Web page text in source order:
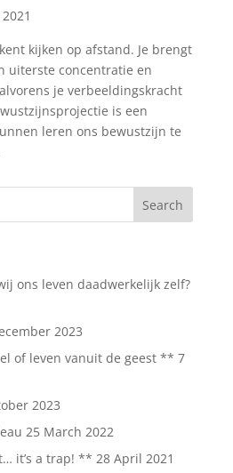
kijken op afstand. Je brengt
uiterste concentratie en
je verbeeldingskracht
is een
leren ons bewustzijn te
ons leven daadwerkelijk zelf?
2023
of leven vanuit de geest ** 7
2023
25 March 2022
it’s a trap! ** 28 April 2021